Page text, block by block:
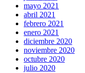
mayo 2021
abril 2021
febrero 2021
enero 2021
diciembre 2020
noviembre 2020
octubre 2020
julio 2020